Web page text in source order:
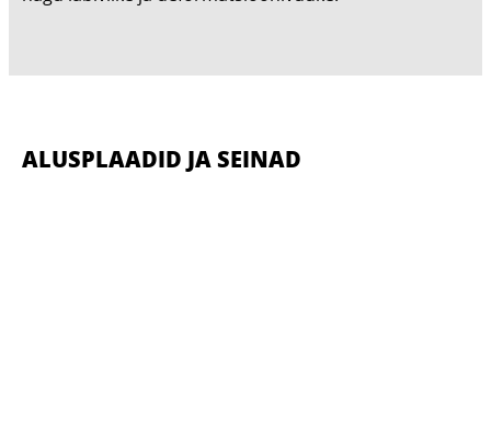
ALUSPLAADID JA SEINAD